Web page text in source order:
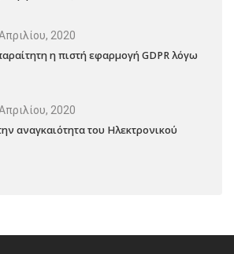
2020
η πιστή εφαρμογή GDPR λόγω
2020
αναγκαιότητα του Ηλεκτρονικού